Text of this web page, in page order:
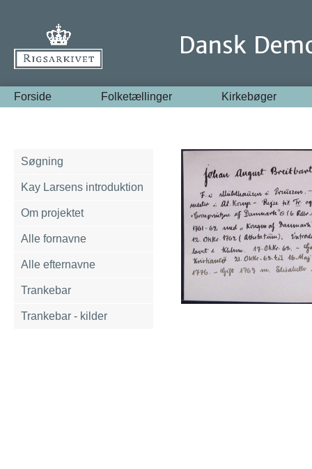
Forside Folketællinger Kirkebøger
Søgning
Kay Larsens introduktion
Om projektet
Alle fornavne
Alle efternavne
Trankebar
Trankebar - kilder